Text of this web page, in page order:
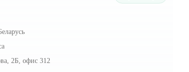
2Б, офис 312